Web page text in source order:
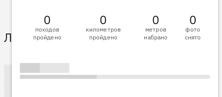
0
походов
пройдено
0
километров
пройдено
0
метров
набрано
0
фото
снято
Лента активности